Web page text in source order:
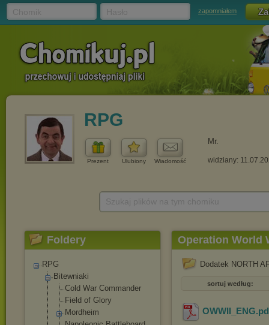
zapomniałem
RPG
Prezent Ulubiony Wiadomość
Mr.
widziany:
Foldery
RPG
Bitewniaki
Cold War Commander
Field of Glory
Mordheim
Operation World
Dodatek NORTH
sortuj według:
OWWII_ENG